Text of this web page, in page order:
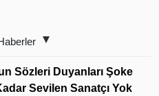
Sözleri Duyanları Şoke
Sevilen Sanatçı Yok